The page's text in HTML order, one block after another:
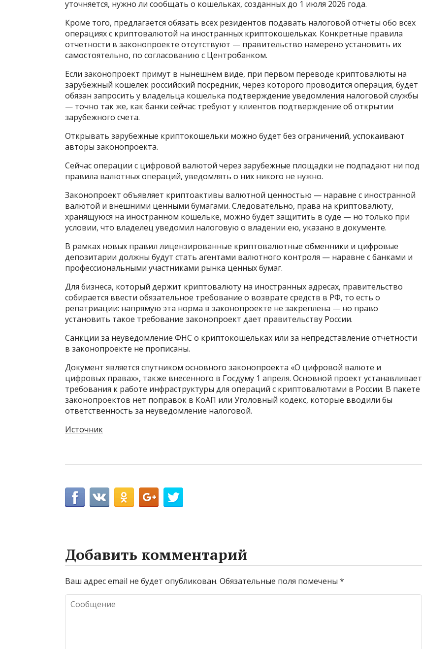
уточняется, нужно ли сообщать о кошельках, созданных до 1 июля 2026 года.
Кроме того, предлагается обязать всех резидентов подавать налоговой отчеты обо всех
операциях с криптовалютой на иностранных криптокошельках. Конкретные правила
отчетности в законопроекте отсутствуют — правительство намерено установить их
самостоятельно, по согласованию с Центробанком.
Если законопроект примут в нынешнем виде, при первом переводе криптовалюты на
зарубежный кошелек российский посредник, через которого проводится операция, будет
обязан запросить у владельца кошелька подтверждение уведомления налоговой службы
— точно так же, как банки сейчас требуют у клиентов подтверждение об открытии
зарубежного счета.
Открывать зарубежные криптокошельки можно будет без ограничений, успокаивают
авторы законопроекта.
Сейчас операции с цифровой валютой через зарубежные площадки не подпадают ни под
правила валютных операций, уведомлять о них никого не нужно.
Законопроект объявляет криптоактивы валютной ценностью — наравне с иностранной
валютой и внешними ценными бумагами. Следовательно, права на криптовалюту,
хранящуюся на иностранном кошельке, можно будет защитить в суде — но только при
условии, что владелец уведомил налоговую о владении ею, указано в документе.
В рамках новых правил лицензированные криптовалютные обменники и цифровые
депозитарии должны будут стать агентами валютного контроля — наравне с банками и
профессиональными участниками рынка ценных бумаг.
Для бизнеса, который держит криптовалюту на иностранных адресах, правительство
собирается ввести обязательное требование о возврате средств в РФ, то есть о
репатриации: напрямую эта норма в законопроекте не закреплена — но право
установить такое требование законопроект дает правительству России.
Санкции за неуведомление ФНС о криптокошельках или за непредставление отчетности
в законопроекте не прописаны.
Документ является спутником основного законопроекта «О цифровой валюте и
цифровых правах», также внесенного в Госдуму 1 апреля. Основной проект устанавливает
требования к работе инфраструктуры для операций с криптовалютами в России. В пакете
законопроектов нет поправок в КоАП или Уголовный кодекс, которые вводили бы
ответственность за неуведомление налоговой.
Источник
Добавить комментарий
Ваш адрес email не будет опубликован. Обязательные поля помечены *